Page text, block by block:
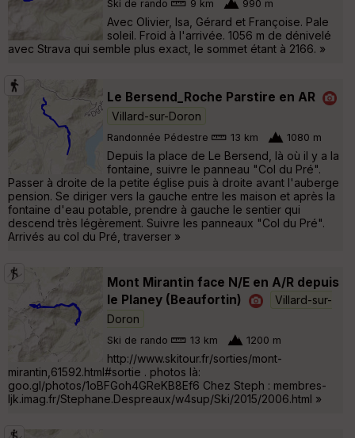
Ski de rando 9 km 990 m
Avec Olivier, Isa, Gérard et Françoise. Pale
soleil. Froid à l'arrivée. 1056 m de dénivelé
avec Strava qui semble plus exact, le sommet étant à 2166. »
Le Bersend_Roche Parstire en AR
Villard-sur-Doron
Randonnée Pédestre 13 km 1080 m
Depuis la place de Le Bersend, là où il y a la
fontaine, suivre le panneau "Col du Pré".
Passer à droite de la petite église puis à droite avant l'auberge
pension. Se diriger vers la gauche entre les maison et après la
fontaine d'eau potable, prendre à gauche le sentier qui
descend très légèrement. Suivre les panneaux "Col du Pré".
Arrivés au col du Pré, traverser »
Mont Mirantin face N/E en A/R depuis
le Planey (Beaufortin)
Villard-sur-
Doron
Ski de rando 13 km 1200 m
http://www.skitour.fr/sorties/mont-
mirantin,61592.html#sortie . photos là:
goo.gl/photos/1oBFGoh4GReKB8Ef6 Chez Steph : membres-
ljk.imag.fr/Stephane.Despreaux/w4sup/Ski/2015/2006.html »